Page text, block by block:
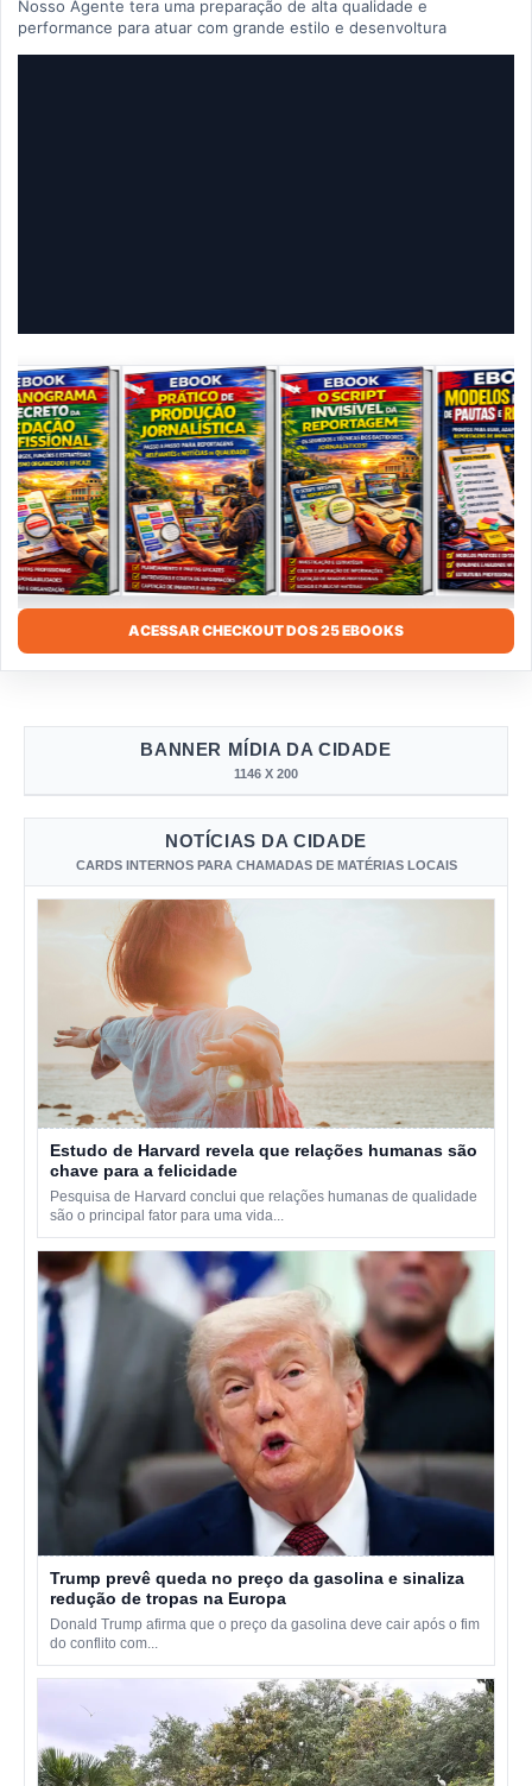
Nosso Agente tera uma preparação de alta qualidade e
performance para atuar com grande estilo e desenvoltura
ACESSAR CHECKOUT DOS 25 EBOOKS
BANNER MÍDIA DA CIDADE
1146 X 200
NOTÍCIAS DA CIDADE
CARDS INTERNOS PARA CHAMADAS DE MATÉRIAS LOCAIS
Estudo de Harvard revela que relações humanas são
chave para a felicidade
Pesquisa de Harvard conclui que relações humanas de qualidade
são o principal fator para uma vida...
Trump prevê queda no preço da gasolina e sinaliza
redução de tropas na Europa
Donald Trump afirma que o preço da gasolina deve cair após o fim
do conflito com...